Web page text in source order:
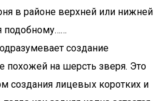
в районе верхней или нижней
подобному……
создание
на шерсть зверя. Это
создания лицевых коротких и